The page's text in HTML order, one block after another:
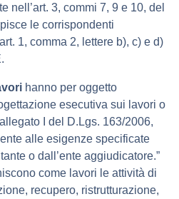
nell’art. 3, commi 7, 9 e 10, del
le corrispondenti
1, comma 2, lettere b), c) e d)
hanno per oggetto
esecutiva sui lavori o
I del D.Lgs. 163/2006,
alle esigenze specificate
o dall’ente aggiudicatore.”
come lavori le attività di
recupero, ristrutturazione,